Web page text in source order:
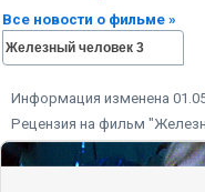
Все новости о фильме »
Информация изменена
Рецензия на фильм